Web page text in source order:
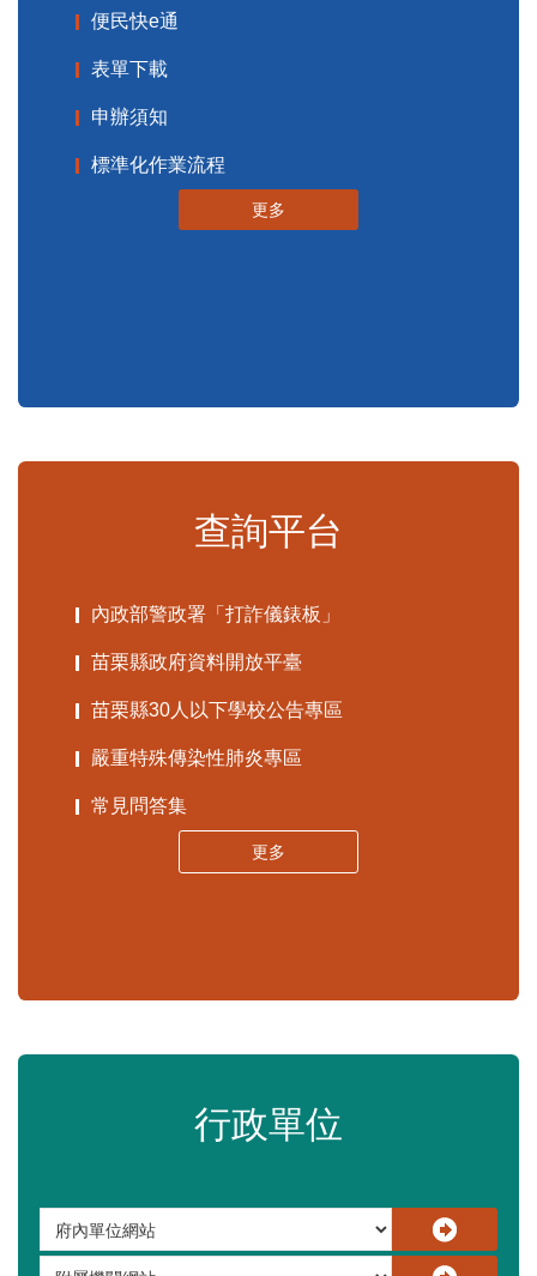
便民快e通
表單下載
申辦須知
標準化作業流程
更多
查詢平台
內政部警政署「打詐儀錶板」
苗栗縣政府資料開放平臺
苗栗縣30人以下學校公告專區
嚴重特殊傳染性肺炎專區
常見問答集
更多
行政單位